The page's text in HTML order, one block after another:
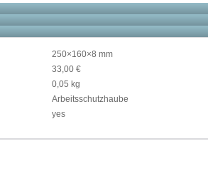
250×160×8 mm
33,00 €
0,05 kg
Arbeitsschutzhaube
yes